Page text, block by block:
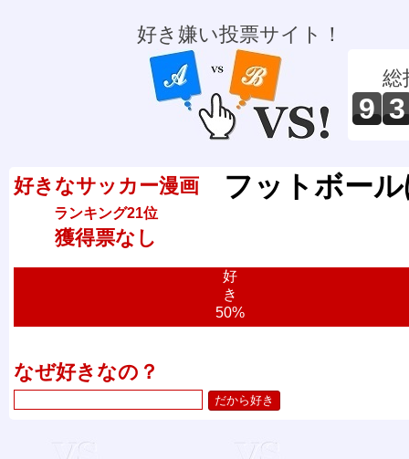
好き嫌い投票サイト！
総
9 3
好きなサッカー漫画
ランキング21位
獲得票なし
フットボー
好
き
50%
なぜ好きなの？